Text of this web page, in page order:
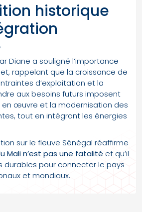
historique
Diane a souligné l’importance
rappelant que la croissance de
d’exploitation et la
aux besoins futurs imposent
en œuvre et la modernisation des
tout en intégrant les énergies
sur le fleuve Sénégal réaffirme
Mali n’est pas une fatalité et qu’il
durables pour connecter le pays
et mondiaux.